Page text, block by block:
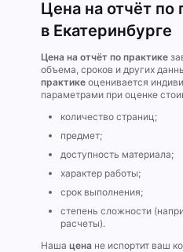
Цена на отчёт по
в Екатеринбурге
Цена на отчёт по практике
объема, сроков и других
практике оценивается
параметрами при оценке
количество страниц;
предмет;
доступность материала;
характер работы;
срок выполнения;
степень сложности
расчеты).
Наша цена не испортит ваш